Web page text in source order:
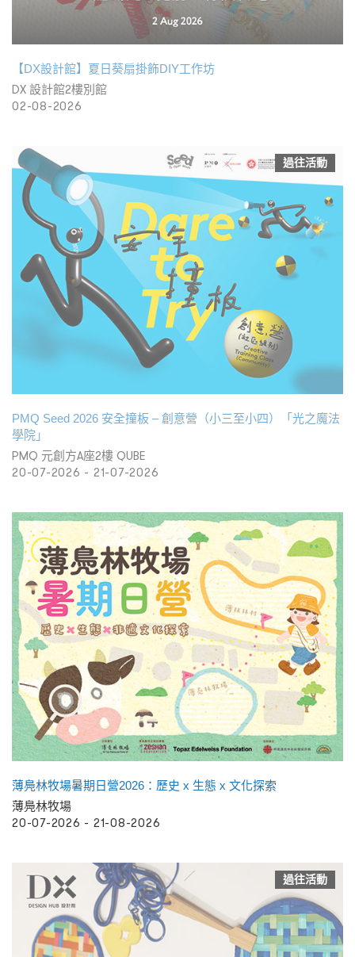
【DX設計館】夏日葵扇掛飾DIY工作坊
DX 設計館2樓別館
02-08-2026
過往活動
PMQ Seed 2026 安全撞板 – 創意營（小三至小四）「光之魔法
學院」
PMQ 元創方A座2樓 QUBE
20-07-2026 - 21-07-2026
薄鳧林牧場暑期日營2026：歷史 x 生態 x 文化探索
薄鳧林牧場
20-07-2026 - 21-08-2026
過往活動